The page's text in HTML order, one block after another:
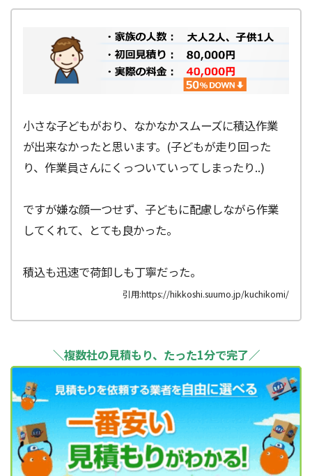
小さな子どもがおり、なかなかスムーズに積込作業
が出来なかったと思います。(子どもが走り回った
り、作業員さんにくっついていってしまったり..)
ですが嫌な顔一つせず、子どもに配慮しながら作業
してくれて、とても良かった。
積込も迅速で荷卸しも丁寧だった。
引用:https://hikkoshi.suumo.jp/kuchikomi/
＼複数社の見積もり、たった1分で完了／